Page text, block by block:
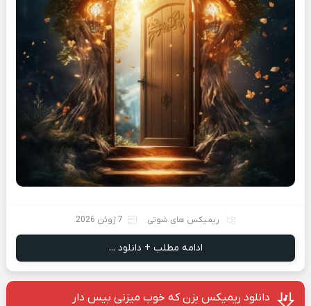
ریمیکس های شوتی 7 ژوئن 2026
ادامه مطلب + دانلود ...
دانلود ریمیکس بزن که خوب میزنی بیس دار